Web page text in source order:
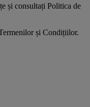
și consultați Politica de
și Condițiilor.